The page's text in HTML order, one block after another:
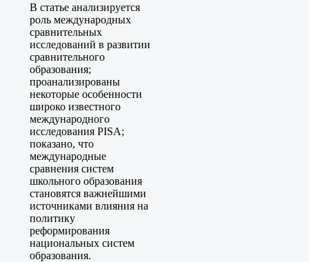
В статье анализируется
роль международных
сравнительных
исследований в развитии
сравнительного
образования;
проанализированы
некоторые особенности
широко известного
международного
исследования PISA;
показано, что
международные
сравнения систем
школьного образования
становятся важнейшими
источниками влияния на
политику
реформирования
национальных систем
образования.